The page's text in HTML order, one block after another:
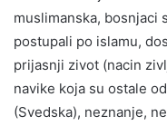
muslimanska, bosnjaci
postupali po islamu,
prijasnji zivot (nacin
navike koja su ostale
(Svedska), neznanje,